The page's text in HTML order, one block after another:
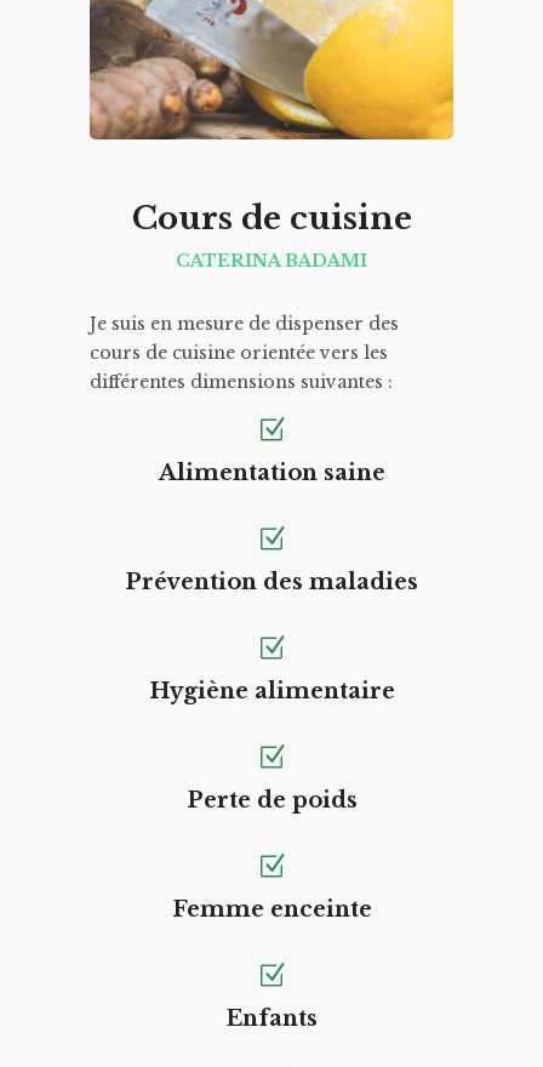
Cours de cuisine
CATERINA BADAMI
Je suis en mesure de dispenser des
cours de cuisine orientée vers les
différentes dimensions suivantes :
Alimentation saine
Prévention des maladies
Hygiène alimentaire
Perte de poids
Femme enceinte
Enfants